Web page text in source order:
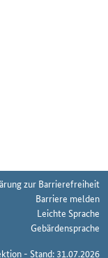
zur Barrierefreiheit
Barriere melden
Leichte Sprache
Gebärdensprache
- Stand: 31.07.2026